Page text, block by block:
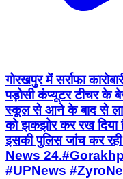
गोरखपुर में सर्राफा
पड़ोसी कंप्यूटर टीचर के
स्कूल से आने के बाद से
को झकझोर कर रख
इसकी पुलिस जांच कर रही
News 24.
#UPNews